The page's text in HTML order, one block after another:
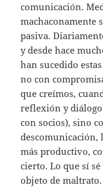
comunicación.
machaconamente
pasiva.
y desde hace
han sucedido
no con
que creímos,
reflexión y
con socios), sino
descomunicación,
más productivo,
cierto. Lo que sí
objeto de